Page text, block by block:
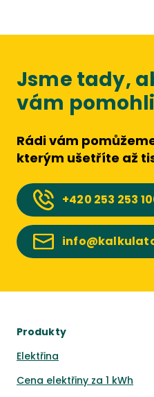
Jsme tady,
vám
Rádi vám
kterým ušetříte až
+420 253 253
Produkty
Elektřina
Cena elektřiny za 1 kWh